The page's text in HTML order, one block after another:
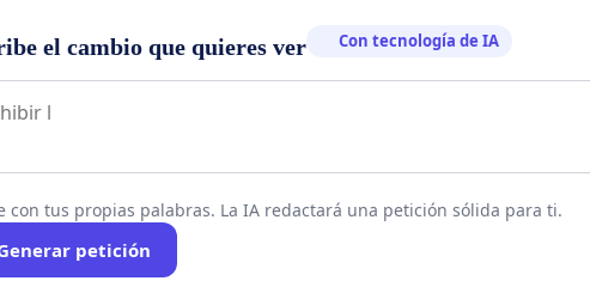
el cambio que quieres ver Con tecnología de IA
con tus propias palabras. La IA redactará una petición sólida para ti.
petición